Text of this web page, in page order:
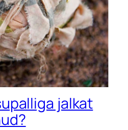
jalkat